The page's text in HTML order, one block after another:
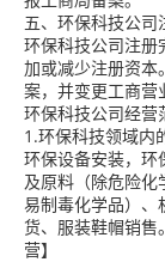
五、环保科技公
环保科技公司注册
加或减少注册资本
案，并变更工商营
环保科技公司经营
1.环保科技领域内
环保设备安装，环
及原料（除危险化
易制毒化学品）、
货、服装鞋帽销
营】